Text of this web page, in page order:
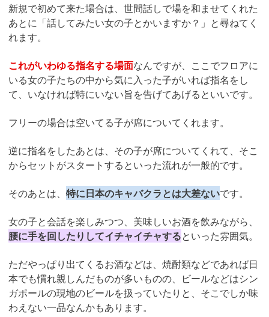
新規で初めて来た場合は、世間話しで場を和ませてくれた
あとに「話してみたい女の子とかいますか？」と尋ねてく
れます。
これがいわゆる指名する場面なんですが、ここでフロアに
いる女の子たちの中から気に入った子がいれば指名をし
て、いなければ特にいない旨を告げてあげるといいです。
フリーの場合は空いてる子が席についてくれます。
逆に指名をしたあとは、その子が席についてくれて、そこ
からセットがスタートするといった流れが一般的です。
そのあとは、 特に日本のキャバクラとは大差ないです。
女の子と会話を楽しみつつ、美味しいお酒を飲みながら、
腰に手を回したりしてイチャイチャするといった雰囲気。
ただやっぱり出てくるお酒などは、焼酎類などであれば日
本でも慣れ親しんだものが多いものの、ビールなどはシン
ガポールの現地のビールを扱っていたりと、そこでしか味
わえない一品なんかもあります。